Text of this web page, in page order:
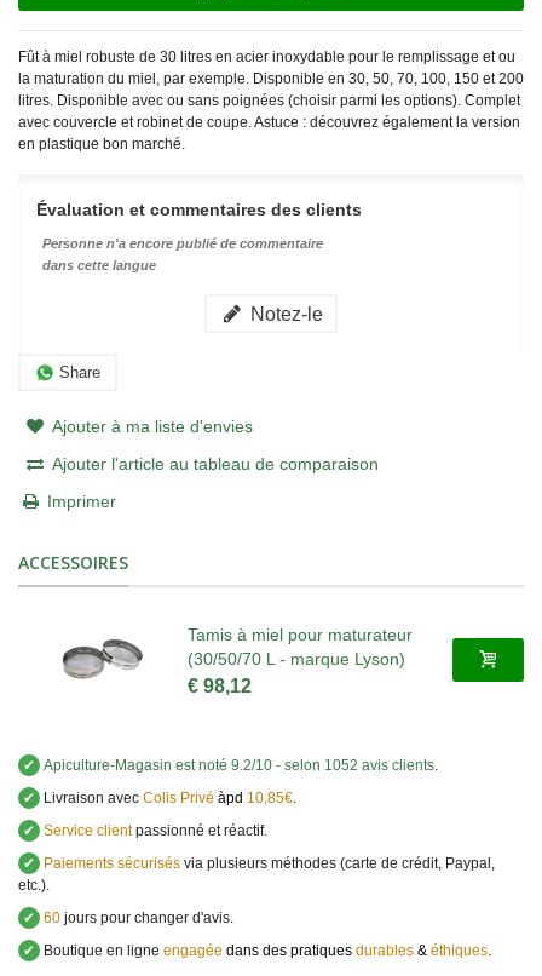
Fût à miel robuste de 30 litres en acier inoxydable pour le remplissage et ou
la maturation du miel, par exemple. Disponible en 30, 50, 70, 100, 150 et 200
litres. Disponible avec ou sans poignées (choisir parmi les options). Complet
avec couvercle et robinet de coupe. Astuce : découvrez également la version
en plastique bon marché.
Évaluation et commentaires des clients
Personne n'a encore publié de commentaire
dans cette langue
Notez-le
Share
Ajouter à ma liste d'envies
Ajouter l'article au tableau de comparaison
Imprimer
ACCESSOIRES
Tamis à miel pour maturateur
(30/50/70 L - marque Lyson)
€ 98,12
✔ Apiculture-Magasin est noté 9.2/10 - selon 1052 avis clients.
✔
Livraison avec Colis Privé àpd 10,85€.
✔ Service clientpassionné et réactif.
✔
Paiements sécurisés via plusieurs méthodes (carte de crédit, Paypal,
etc.).
✔ 60 jours pour changer d'avis.
✔
Boutique en ligne engagée dans des pratiques durables & éthiques.